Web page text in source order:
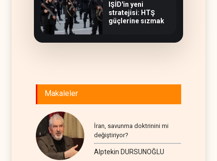
IŞİD'in yeni
stratejisi: HTŞ
güçlerine sızmak
Makaleler
İran, savunma doktrinini mi
değiştiriyor?
Alptekin DURSUNOĞLU